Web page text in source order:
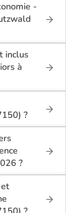
-
Foyers
inclus
à
des espaces
d’un
service
optionnels et
?
et
60 ans ou
conditions.
être
?
possible à
telles que
ou